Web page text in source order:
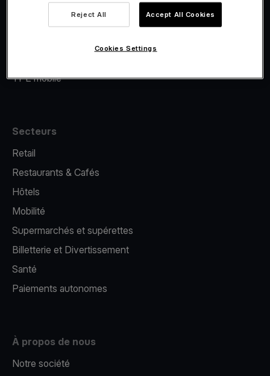
Financement Viva.com
TPE mobile
Secteurs
Retail
Restaurants & Cafés
Hôtels
Mobilité
Supermarchés et supérettes
Billetterie et Divertissement
Santé
Paiements autonomes
À propos de nous
Notre société
Reject All Accept All Cookies
Cookies Settings